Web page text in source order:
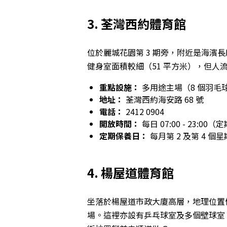
3. 荃灣西約體育館
位於麗城花園第 3 期旁，附近是海濱
健身室面積較細（51 平方米），但人
重點設施： 多用途主場（8 個羽毛
地址： 荃灣西約海安路 68 號
電話： 2412 0904
開放時間： 每日 07:00 - 23:00（
定期保養日： 每月第 2 及第 4 個
4. 楊屋道體育館
坐落於楊屋道市政大廈高層，地理位
場。這裡亦設有乒乓球室及多個壁球